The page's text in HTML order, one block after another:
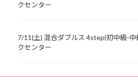
クセンター
7/11(土) 混合ダブルス 4step(初中級-
クセンター